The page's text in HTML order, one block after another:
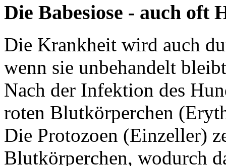
Die Babesiose - auch oft
Die Krankheit wird auch
wenn sie unbehandelt
Nach der Infektion des
roten Blutkörperchen
Die Protozoen (Einzeller)
Blutkörperchen, wodurch